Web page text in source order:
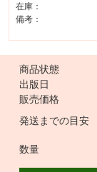
在庫：
備考：
商品状態
出版日
販売価格
発送までの目安
数量